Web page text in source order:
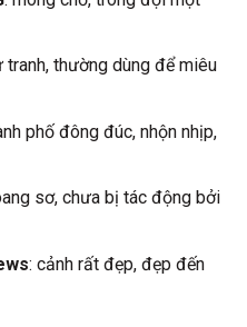
tranh, thường dùng để miêu
phố đông đúc, nhộn nhịp,
sơ, chưa bị tác động bởi
: cảnh rất đẹp, đẹp đến